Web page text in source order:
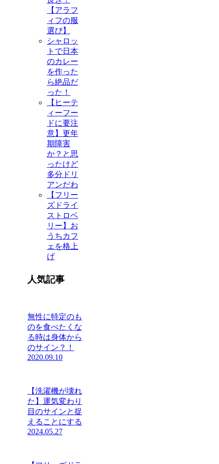
【アラフ
ィフの服
選び】
シャロッ
トで日本
のカレー
を作った
ら絶品だ
った！
【ヒーテ
ィーフー
ドに要注
意】更年
期障害
か？と思
ったけど
多分ドリ
アンだわ
【フリー
ズドライ
ストロベ
リー】お
うちカフ
ェを格上
げ
人気記事
無性に特定のも
のを食べたくな
る時は身体から
のサイン？！
2020.09.10
【洗濯機が壊れ
た】運気変わり
目のサインと捉
えることにする
2024.05.27